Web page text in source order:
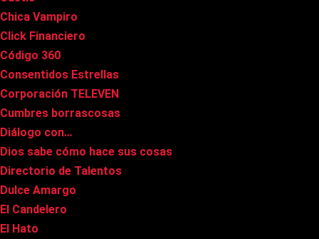
Chica Vampiro
Click Financiero
Código 360
Consentidos Estrellas
Corporación TELEVEN
Cumbres borrascosas
Diálogo con…
Dios sabe cómo hace sus cosas
Directorio de Talentos
Dulce Amargo
El Candelero
El Hato